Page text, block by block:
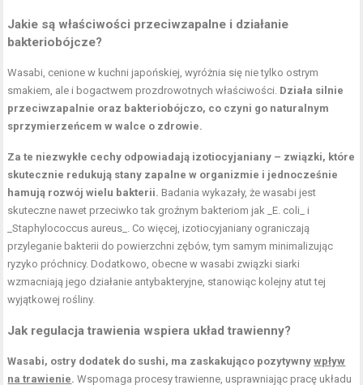
Jakie są właściwości przeciwzapalne i działanie
bakteriobójcze?
Wasabi, cenione w kuchni japońskiej, wyróżnia się nie tylko ostrym
smakiem, ale i bogactwem prozdrowotnych właściwości. Działa silnie
przeciwzapalnie oraz bakteriobójczo, co czyni go naturalnym
sprzymierzeńcem w walce o zdrowie.
Za te niezwykłe cechy odpowiadają izotiocyjaniany – związki, które
skutecznie redukują stany zapalne w organizmie i jednocześnie
hamują rozwój wielu bakterii. Badania wykazały, że wasabi jest
skuteczne nawet przeciwko tak groźnym bakteriom jak _E. coli_ i
_Staphylococcus aureus_. Co więcej, izotiocyjaniany ograniczają
przyleganie bakterii do powierzchni zębów, tym samym minimalizując
ryzyko próchnicy. Dodatkowo, obecne w wasabi związki siarki
wzmacniają jego działanie antybakteryjne, stanowiąc kolejny atut tej
wyjątkowej rośliny.
Jak regulacja trawienia wspiera układ trawienny?
Wasabi, ostry dodatek do sushi, ma zaskakująco pozytywnywpływ
na trawienie. Wspomaga procesy trawienne, usprawniając pracę układu